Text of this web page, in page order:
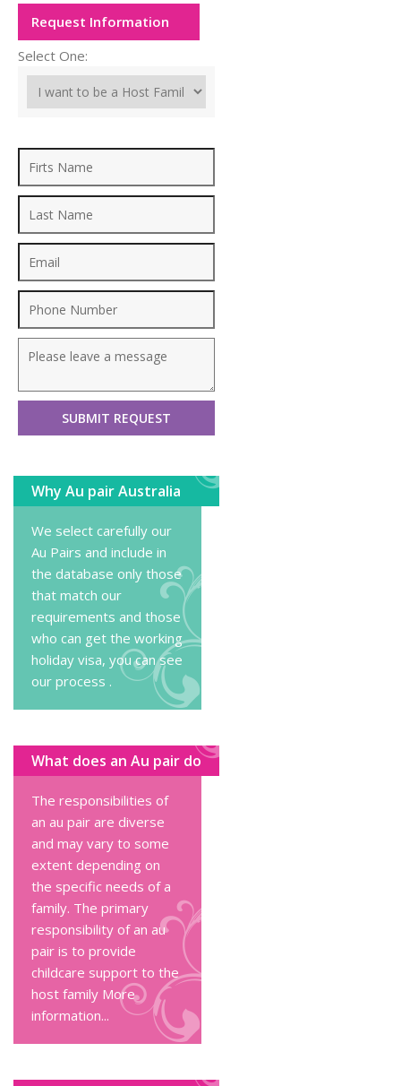
Request Information
Select One:
Why Au pair Australia
We select carefully our
Au Pairs and include in
the database only those
that match our
requirements and those
who can get the working
holiday visa, you cansee
our process .
What does an Au pair do
The responsibilities of
an au pair are diverse
and may vary to some
extent depending on
the specific needs of a
family. The primary
responsibility of an au
pair is to provide
childcare support to the
host family More
information...